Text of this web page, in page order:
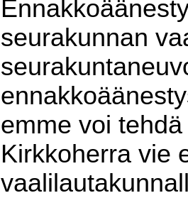
seurakunnan
emme voi
Kirkkoherra vie